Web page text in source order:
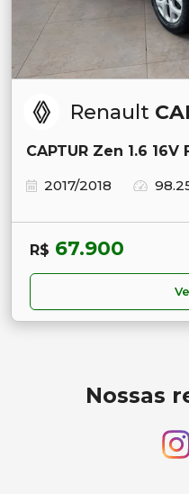
Renault
CAPTUR Zen 1.6 16V
2017/2018
R$ 67.900
Nossas